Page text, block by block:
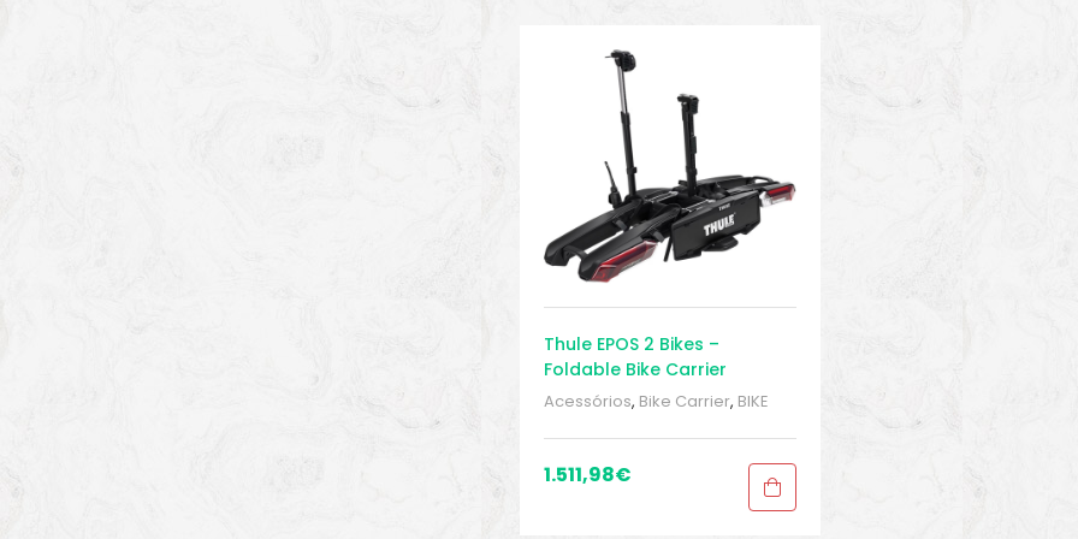
Thule EPOS 2 Bikes –
Foldable Bike Carrier
Acessórios, Bike Carrier, BIKE
Gears,Towbar bike racks,
Transporte
1.511,98€